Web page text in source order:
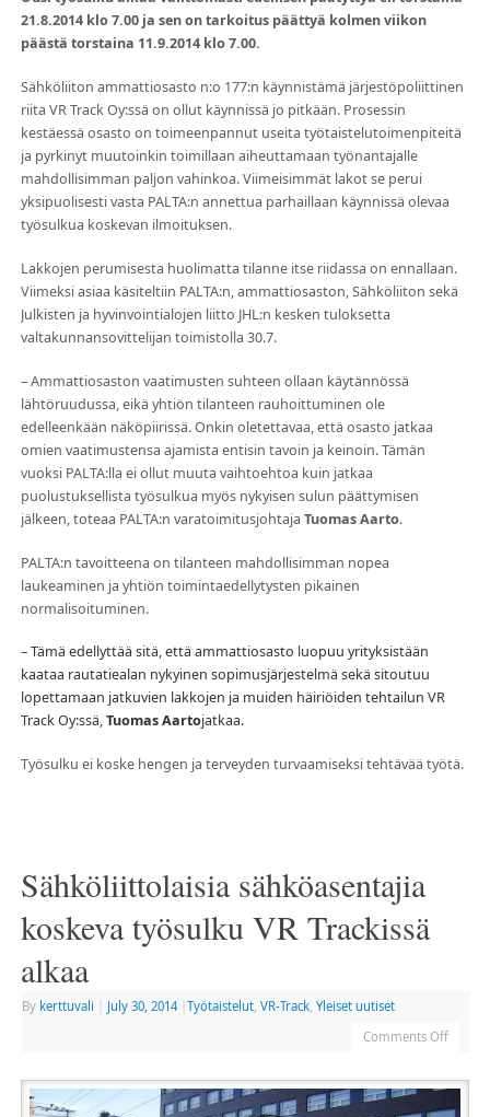
21.8.2014 klo 7.00 ja sen on tarkoitus päättyä kolmen viikon
päästä torstaina 11.9.2014 klo 7.00.
Sähköliiton ammattiosasto n:o 177:n käynnistämä järjestöpoliittinen
riita VR Track Oy:ssä on ollut käynnissä jo pitkään. Prosessin
kestäessä osasto on toimeenpannut useita työtaistelutoimenpiteitä
ja pyrkinyt muutoinkin toimillaan aiheuttamaan työnantajalle
mahdollisimman paljon vahinkoa. Viimeisimmät lakot se perui
yksipuolisesti vasta PALTA:n annettua parhaillaan käynnissä olevaa
työsulkua koskevan ilmoituksen.
Lakkojen perumisesta huolimatta tilanne itse riidassa on ennallaan.
Viimeksi asiaa käsiteltiin PALTA:n, ammattiosaston, Sähköliiton sekä
Julkisten ja hyvinvointialojen liitto JHL:n kesken tuloksetta
valtakunnansovittelijan toimistolla 30.7.
– Ammattiosaston vaatimusten suhteen ollaan käytännössä
lähtöruudussa, eikä yhtiön tilanteen rauhoittuminen ole
edelleenkään näköpiirissä. Onkin oletettavaa, että osasto jatkaa
omien vaatimustensa ajamista entisin tavoin ja keinoin. Tämän
vuoksi PALTA:lla ei ollut muuta vaihtoehtoa kuin jatkaa
puolustuksellista työsulkua myös nykyisen sulun päättymisen
jälkeen, toteaa PALTA:n varatoimitusjohtaja Tuomas Aarto.
PALTA:n tavoitteena on tilanteen mahdollisimman nopea
laukeaminen ja yhtiön toimintaedellytysten pikainen
normalisoituminen.
– Tämä edellyttää sitä, että ammattiosasto luopuu yrityksistään
kaataa rautatiealan nykyinen sopimusjärjestelmä sekä sitoutuu
lopettamaan jatkuvien lakkojen ja muiden häiriöiden tehtailun VR
Track Oy:ssä,Tuomas Aartojatkaa.
Työsulku ei koske hengen ja terveyden turvaamiseksi tehtävää työtä.
Sähköliittolaisia sähköasentajia
koskeva työsulku VR Trackissä
alkaa
By kerttuvali July 30, 2014 Työtaistelut, VR-Track, Yleiset uutiset
Comments Off